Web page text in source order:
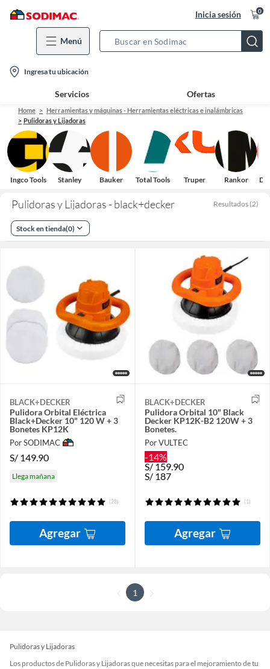
Inicia sesión 0
Menú
Bar
location-
icon
Ingresa tu ubicación
Servicios Ofertas
Home
Herramientas y máquinas - Herramientas eléctricas e inalámbricas
Pulidoras y Lijadoras
Ingco Tools Stanley Bauker Total Tools Truper Rankor
Pulidoras y Lijadoras - black+decker Resultados (2)
Stock en tienda(0)
BLACK+DECKER
Pulidora Orbital Eléctrica
Black+Decker 10" 120 W + 3
Bonetes KP12K
Por SODIMAC
S/ 149.90
Llega mañana
(28)
Agregar
BLACK+DECKER
Pulidora Orbital 10" Black
Decker KP12K-B2 120W + 3
Bonetes.
Por VULTEC
-14%
S/159.90
S/ 187
(1)
Agregar
1
Pulidoras y Lijadoras
Los productos de Pulidoras y Lijadoras que necesitas para el mejoramiento de tu